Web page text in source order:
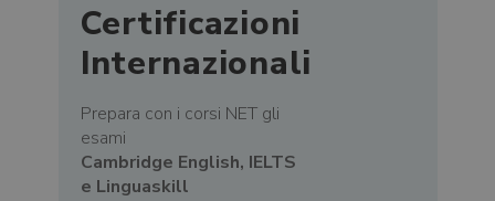
Certificazioni
Internazionali
Prepara con i corsi NET gli
esami
Cambridge English, IELTS
e Linguaskill